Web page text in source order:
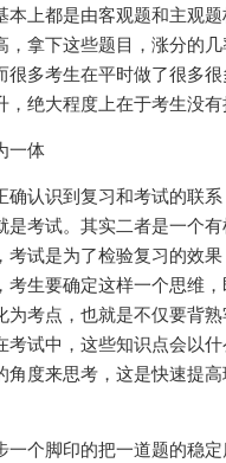
本上都是由客观题和主观
，拿下这些题目，涨分的
很多考生在平时做了很多
，绝大程度上在于考生没有
一体
确认识到复习和考试的联
是考试。其实二者是一个
考试是为了检验复习的效
考生要确定这样一个思维
为考点，也就是不仅要背
考试中，这些知识点会以
角度来思考，这是快速提
一个脚印的把一道题的稳定